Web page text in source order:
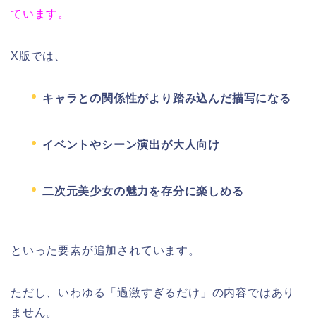
ています。
X版では、
キャラとの関係性がより踏み込んだ描写になる
イベントやシーン演出が大人向け
二次元美少女の魅力を存分に楽しめる
といった要素が追加されています。
ただし、いわゆる「過激すぎるだけ」の内容ではあり
ません。